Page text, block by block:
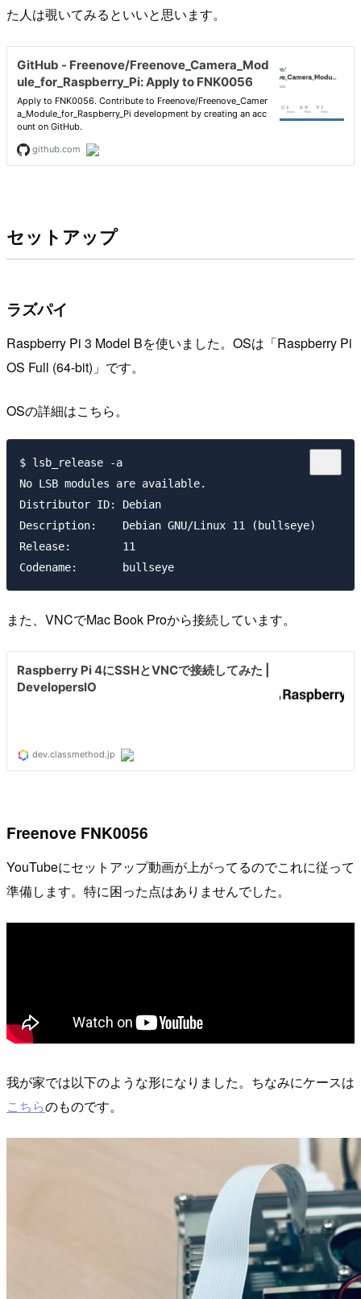
た人は覗いてみるといいと思います。
セットアップ
ラズパイ
Raspberry Pi 3 Model Bを使いました。OSは「Raspberry Pi
OS Full (64-bit)」です。
OSの詳細はこちら。
$ lsb_release -a
No LSB modules are available.
Distributor ID:	Debian
Description:	Debian GNU/Linux 11 (bullseye)
Release:	11
また、VNCでMac Book Proから接続しています。
Freenove FNK0056
YouTubeにセットアップ動画が上がってるのでこれに従って
準備します。特に困った点はありませんでした。
我が家では以下のような形になりました。ちなみにケースは
こちらのものです。